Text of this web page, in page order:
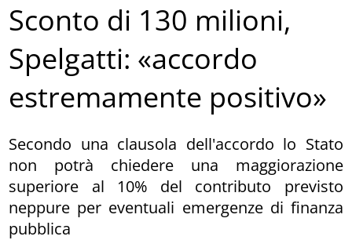
Sconto di 130 milioni,
Spelgatti: «accordo
estremamente positivo»
Secondo una clausola dell'accordo lo Stato
non potrà chiedere una maggiorazione
superiore al 10% del contributo previsto
neppure per eventuali emergenze di finanza
pubblica